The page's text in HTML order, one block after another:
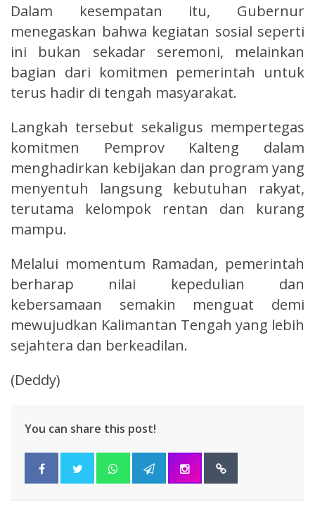
Dalam kesempatan itu, Gubernur
menegaskan bahwa kegiatan sosial seperti
ini bukan sekadar seremoni, melainkan
bagian dari komitmen pemerintah untuk
terus hadir di tengah masyarakat.
Langkah tersebut sekaligus mempertegas
komitmen Pemprov Kalteng dalam
menghadirkan kebijakan dan program yang
menyentuh langsung kebutuhan rakyat,
terutama kelompok rentan dan kurang
mampu.
Melalui momentum Ramadan, pemerintah
berharap nilai kepedulian dan
kebersamaan semakin menguat demi
mewujudkan Kalimantan Tengah yang lebih
sejahtera dan berkeadilan.
(Deddy)
You can share this post!